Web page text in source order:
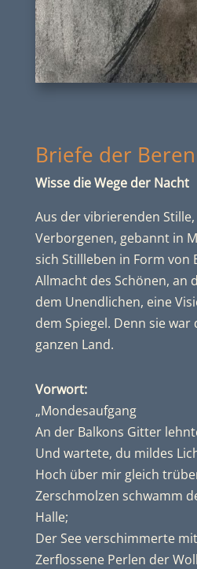
Briefe der
Wisse die Wege der Nacht
Aus der vibrierenden
Verborgenen, gebannt in
sich Stillleben in Form von
Allmacht des Schönen, an
dem Unendlichen, eine
dem Spiegel. Denn sie war
ganzen Land.
Vorwort:
„Mondesaufgang
An der Balkons Gitter
Und wartete, du mildes
Hoch über mir gleich
Zerschmolzen schwamm
Halle;
Der See verschimmerte
Zerflossene Perlen der